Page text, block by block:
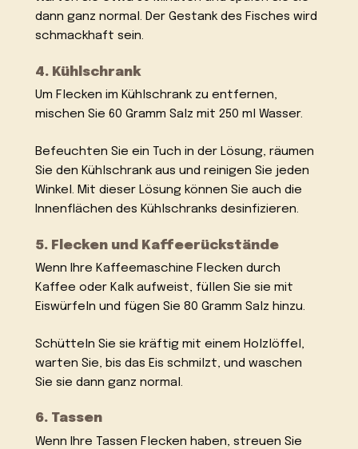
dann ganz normal. Der Gestank des Fisches wird
schmackhaft sein.
4. Kühlschrank
Um Flecken im Kühlschrank zu entfernen,
mischen Sie 60 Gramm Salz mit 250 ml Wasser.
Befeuchten Sie ein Tuch in der Lösung, räumen
Sie den Kühlschrank aus und reinigen Sie jeden
Winkel. Mit dieser Lösung können Sie auch die
Innenflächen des Kühlschranks desinfizieren.
5. Flecken und Kaffeerückstände
Wenn Ihre Kaffeemaschine Flecken durch
Kaffee oder Kalk aufweist, füllen Sie sie mit
Eiswürfeln und fügen Sie 80 Gramm Salz hinzu.
Schütteln Sie sie kräftig mit einem Holzlöffel,
warten Sie, bis das Eis schmilzt, und waschen
Sie sie dann ganz normal.
6. Tassen
Wenn Ihre Tassen Flecken haben, streuen Sie